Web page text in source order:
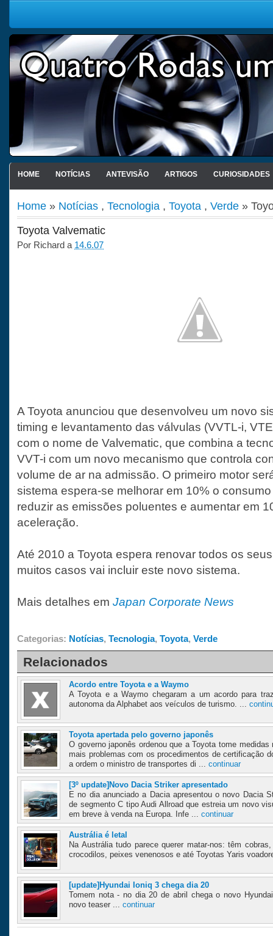
HOME NOTÍCIAS ANTEVISÃO ARTIGOS CURIOSIDADES
Home » Notícias , Tecnologia , Toyota , Verde »
Toyota Valvematic
Por Richard a 14.6.07
A Toyota anunciou que desenvolveu um novo
timing e levantamento das válvulas (VVTL-i,
com o nome de Valvematic, que combina a
VVT-i com um novo mecanismo que controla
volume de ar na admissão. O primeiro motor
sistema espera-se melhorar em 10% o
reduzir as emissões poluentes e aumentar em
aceleração.
Até 2010 a Toyota espera renovar todos os
muitos casos vai incluir este novo sistema.
Mais detalhes em Japan Corporate News
Categorias: Notícias, Tecnologia, Toyota, Verde
Relacionados
Acordo entre Toyota e a Waymo
A Toyota e a Waymo chegaram a um acordo para
autonoma da Alphabet aos veículos de turismo. ...
Toyota apertada pelo governo japonês
O governo japonês ordenou que a Toyota tome
mais problemas com os procedimentos de certificação
a ordem o ministro de transportes di ... continuar
[3º update]Novo Dacia Striker apresentado
E no dia anunciado a Dacia apresentou o novo Dacia
de segmento C tipo Audi Allroad que estreia um novo
em breve à venda na Europa. Infe ... continuar
Austrália é letal
Na Austrália tudo parece querer matar-nos: têm
crocodilos, peixes venenosos e até Toyotas Yaris
[update]Hyundai Ioniq 3 chega dia 20
Tomem nota - no dia 20 de abril chega o novo
novo teaser ... continuar